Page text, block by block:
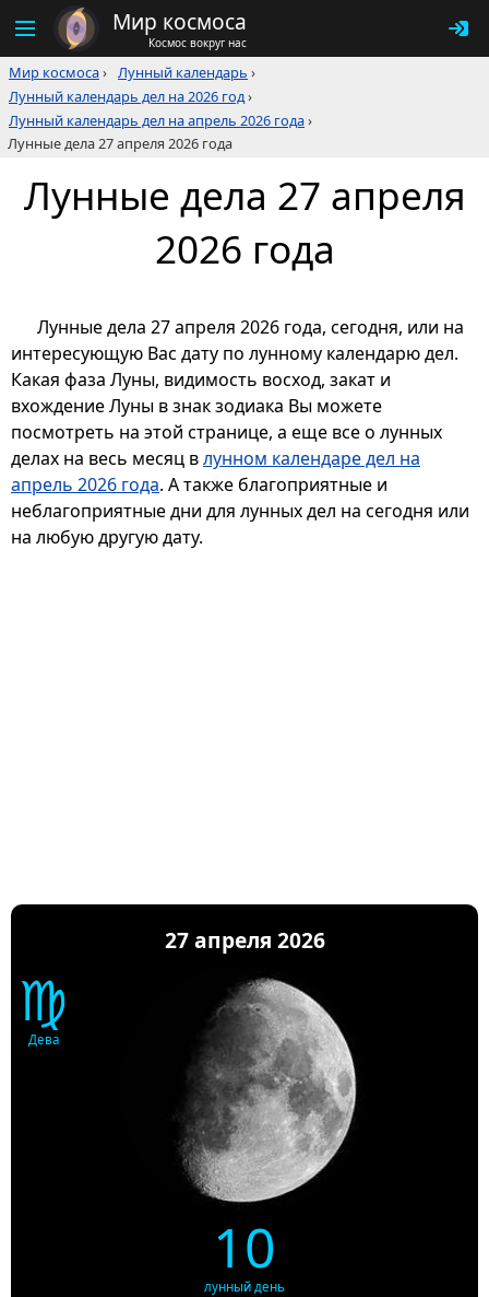
Мир космоса
Космос вокруг нас
Мир космоса› Лунный календарь ›
Лунный календарь дел на 2026 год›
Лунный календарь дел на апрель 2026 года›
Лунные дела 27 апреля 2026 года
Лунные дела 27 апреля
2026 года
Лунные дела 27 апреля 2026 года, сегодня, или на
интересующую Вас дату по лунному календарю дел.
Какая фаза Луны, видимость восход, закат и
вхождение Луны в знак зодиака Вы можете
посмотреть на этой странице, а еще все о лунных
делах на весь месяц влунном календаре дел на
апрель 2026 года. А также благоприятные и
неблагоприятные дни для лунных дел на сегодня или
на любую другую дату.
27 апреля 2026
♍
Дева
10
лунный день